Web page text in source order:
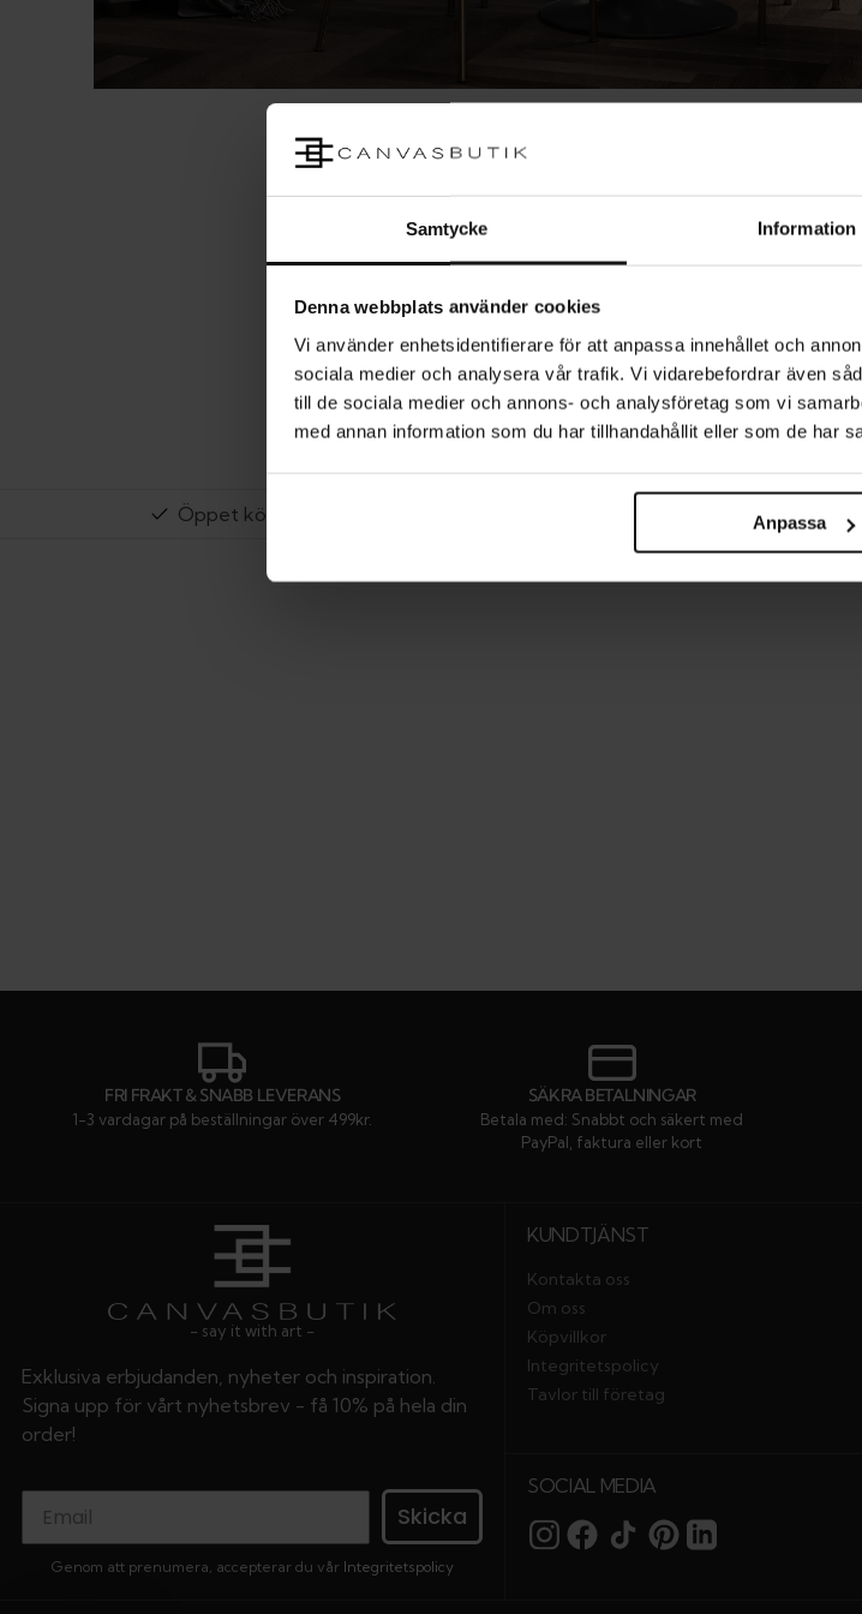
Samtycke Information
Denna webbplats använder cookies
Vi använder enhetsidentifierare för att anpassa innehållet och
sociala medier och analysera vår trafik. Vi vidarebefordrar även
till de sociala medier och annons- och analysföretag som vi
med annan information som du har tillhandahållit eller som de har
Anpassa
Öppet köp i 14 dagar Producerad i
FRI FRAKT & SNABB LEVERANS
1-3 vardagar på beställningar över 499kr.
SÄKRA BETALNINGAR
Betala med: Snabbt och säkert med
PayPal, faktura eller kort
- say it with art -
Exklusiva erbjudanden, nyheter och inspiration.
Signa upp för vårt nyhetsbrev - få 10% på hela din
order!
Skicka
Genom att prenumera, accepterar du vår Integritetspolicy
KUNDTJÄNST
Kontakta oss
Om oss
Köpvillkor
Integritetspolicy
Tavlor till företag
SOCIAL MEDIA